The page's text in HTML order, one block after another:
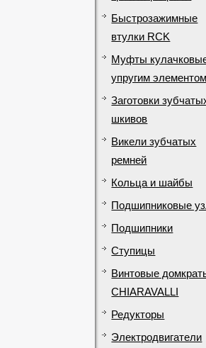
Быстрозажимные
втулки RCK
Муфты
упругим элементом
Заготовки
шкивов
Викели зубчатых
ремней
Кольца и шайбы
Подшипниковые
Подшипники
Ступицы
Винтовые
CHIARAVALLI
Редукторы
Электродвигатели